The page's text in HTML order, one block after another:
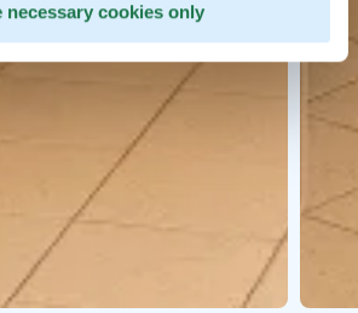
necessary cookies only